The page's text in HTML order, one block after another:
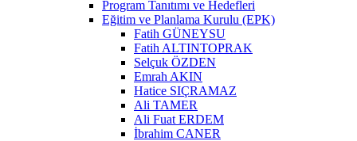
Program Tanıtımı ve Hedefleri
Eğitim ve Planlama Kurulu (EPK)
Fatih GÜNEYSU
Fatih ALTINTOPRAK
Selçuk ÖZDEN
Emrah AKIN
Hatice SIÇRAMAZ
Ali TAMER
Ali Fuat ERDEM
İbrahim CANER